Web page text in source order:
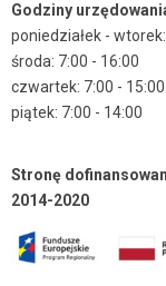
Godziny
poniedziałek -
środa: 7:00 - 16:00
czwartek: 7:00 - 15:00
piątek: 7:00 - 14:00
Stronę
2014-2020